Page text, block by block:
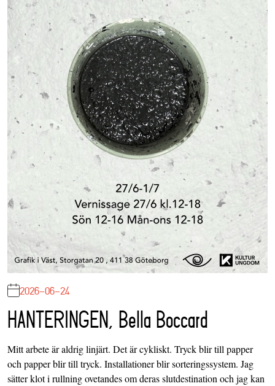
2026-06-24
HANTERINGEN, Bella Boccard
Mitt arbete är aldrig linjärt. Det är cykliskt. Tryck blir till papper
och papper blir till tryck. Installationer blir sorteringssystem. Jag
sätter klot i rullning ovetandes om deras slutdestination och jag kan